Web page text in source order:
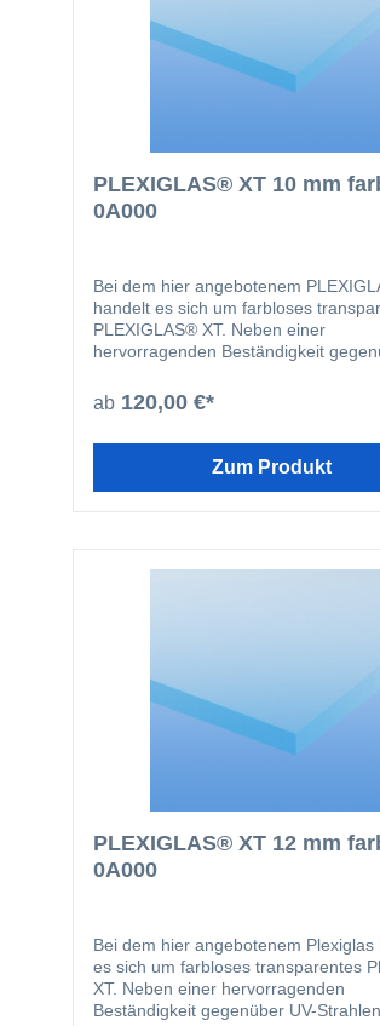
PLEXIGLAS® XT 10 mm
0A000
Bei dem hier angebotenem
handelt es sich um farbloses
PLEXIGLAS® XT. Neben einer
hervorragenden Beständigkeit
bearbeitbar und weisen eine
Oberflächenqualität auf.
Eigenschaften zum Beispiel für
ab 120,00 €*
Zum Produkt
PLEXIGLAS® XT 12 mm
0A000
Bei dem hier angebotenem Plexiglas
es sich um farbloses transparentes
XT. Neben einer hervorragenden
Beständigkeit gegenüber UV-